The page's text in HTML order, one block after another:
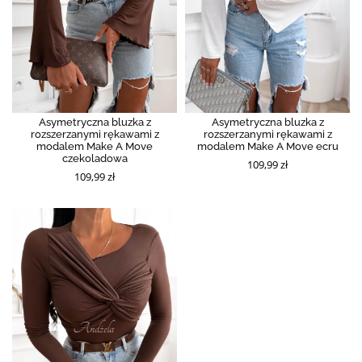
Asymetryczna bluzka z
rozszerzanymi rękawami z
modalem Make A Move
czekoladowa
109,99 zł
Asymetryczna bluzka z
rozszerzanymi rękawami z
modalem Make A Move ecru
109,99 zł